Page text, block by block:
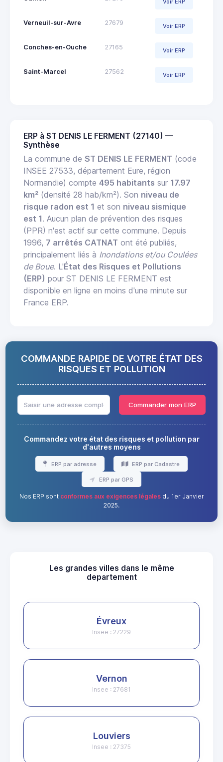
Voir ERP
Verneuil-sur-Avre 27679 Voir ERP
Conches-en-Ouche 27165 Voir ERP
Saint-Marcel 27562 Voir ERP
ERP à ST DENIS LE FERMENT (27140) —
Synthèse
La commune de ST DENIS LE FERMENT (code
INSEE 27533, département Eure, région
Normandie) compte 495 habitants sur 17.97
km² (densité 28 hab/km²). Son niveau de
risque radon est 1 et son niveau sismique
est 1. Aucun plan de prévention des risques
(PPR) n'est actif sur cette commune. Depuis
1996, 7 arrêtés CATNAT ont été publiés,
principalement liés à Inondations et/ou Coulées
de Boue. L'État des Risques et Pollutions
(ERP) pour ST DENIS LE FERMENT est
disponible en ligne en moins d'une minute sur
France ERP.
COMMANDE RAPIDE DE VOTRE ÉTAT DES
RISQUES ET POLLUTION
Commander mon ERP
Commandez votre état des risques et pollution par
d'autres moyens
ERP par adresse ERP par Cadastre
ERP par GPS
Nos ERP sont conformes aux exigences légalesdu 1er Janvier
2025.
Les grandes villes dans le même
departement
Évreux
Insee : 27229
Vernon
Insee : 27681
Louviers
Insee : 27375